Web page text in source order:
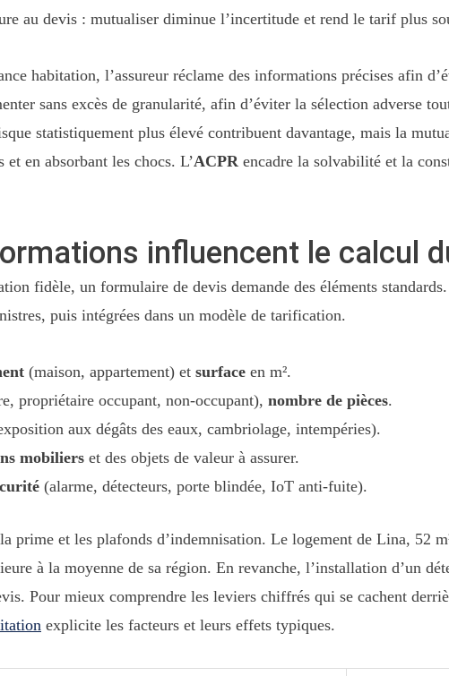
au devis : mutualiser diminue l’incertitude et rend le tarif plus
habitation, l’assureur réclame des informations précises afin
sans excès de granularité, afin d’éviter la sélection adverse
statistiquement plus élevé contribuent davantage, mais la
et en absorbant les chocs. L’ACPR encadre la solvabilité et la
influencent le calcul
fidèle, un formulaire de devis demande des éléments
puis intégrées dans un modèle de tarification.
(maison, appartement) et surface en m².
propriétaire occupant, non-occupant), nombre de pièces.
aux dégâts des eaux, cambriolage, intempéries).
mobiliers et des objets de valeur à assurer.
(alarme, détecteurs, porte blindée, IoT anti-fuite).
prime et les plafonds d’indemnisation. Le logement de Lina, 52
à la moyenne de sa région. En revanche, l’installation d’un
Pour mieux comprendre les leviers chiffrés qui se cachent
explicite les facteurs et leurs effets typiques.